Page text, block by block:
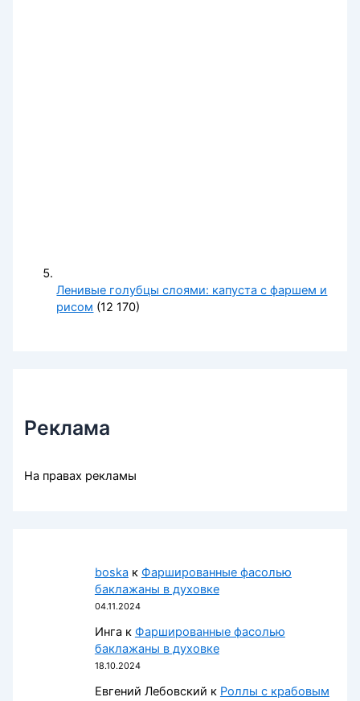
Ленивые голубцы слоями: капуста с фаршем и
рисом (12 170)
Реклама
На правах рекламы
boska к Фаршированные фасолью
баклажаны в духовке
04.11.2024
Инга к Фаршированные фасолью
баклажаны в духовке
18.10.2024
Евгений Лебовский к Роллы с крабовым